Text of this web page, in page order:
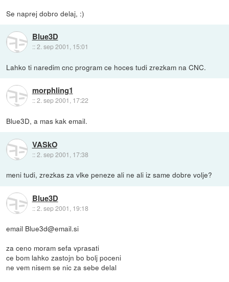
Se naprej dobro delaj, :)
Blue3D
::2. sep 2001, 15:01
Lahko ti naredim cnc program ce hoces tudi zrezkam na CNC.
morphling1
::2. sep 2001, 17:22
Blue3D, a mas kak email.
VASkO
::2. sep 2001, 17:38
meni tudi, zrezkas za vlke peneze ali ne ali iz same dobre volje?
Blue3D
::2. sep 2001, 19:18
email Blue3d@email.si
za ceno moram sefa vprasati
ce bom lahko zastojn bo bolj poceni
ne vem nisem se nic za sebe delal